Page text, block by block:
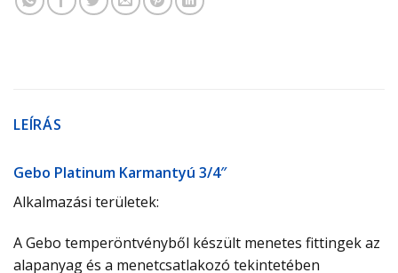
LEÍRÁS
Gebo Platinum Karmantyú 3/4″
Alkalmazási területek:
A Gebo temperöntvényből készült menetes fittingek az
alapanyag és a menetcsatlakozó tekintetében